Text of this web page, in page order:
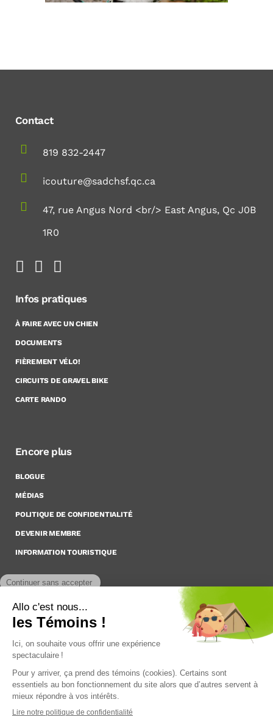
Contact
819 832-2447
icouture@sadchsf.qc.ca
47, rue Angus Nord <br/> East Angus, Qc J0B
1R0
Infos pratiques
À FAIRE AVEC UN CHIEN
DOCUMENTS
FIÈREMENT VÉLO!
CIRCUITS DE GRAVEL BIKE
CARTE RANDO
Encore plus
BLOGUE
MÉDIAS
POLITIQUE DE CONFIDENTIALITÉ
DEVENIR MEMBRE
INFORMATION TOURISTIQUE
Inscrivez-vous à notre Infolettre